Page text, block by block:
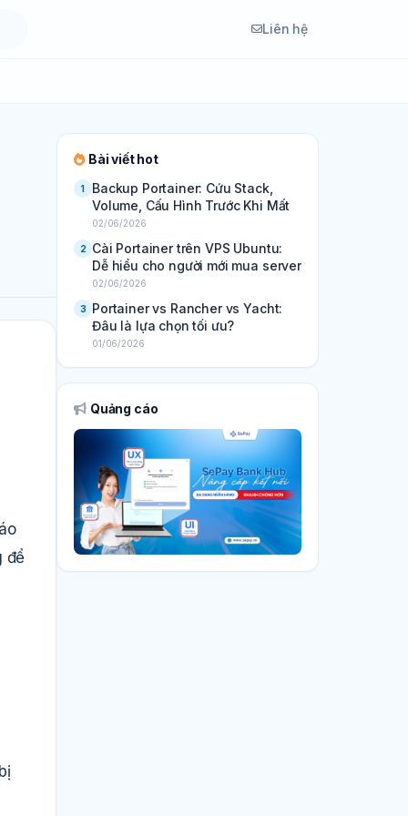
Liên hệ
để
Bài viết hot
1
Backup Portainer: Cứu Stack,
Volume, Cấu Hình Trước Khi Mất
02/06/2026
2
Cài Portainer trên VPS Ubuntu:
Dễ hiểu cho người mới mua server
02/06/2026
3
Portainer vs Rancher vs Yacht:
Đâu là lựa chọn tối ưu?
01/06/2026
Quảng cáo